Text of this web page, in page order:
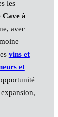
les
Cave à
avec
vins et
et